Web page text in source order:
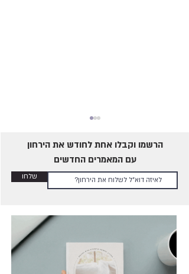
למה הוא שופך מהר? ולמה
הרשמו וקבלו אחת לחודש את הירחון
עם המאמרים החדשים
שלחו